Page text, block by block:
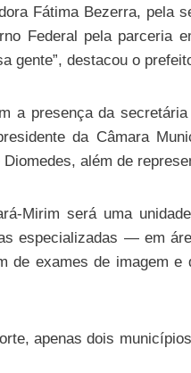
Fátima Bezerra, pela
Federal pela parceria
gente”, destacou o
a presença da
da Câmara
além de
Mirim será uma
especializadas — em
de exames de imagem e
apenas dois